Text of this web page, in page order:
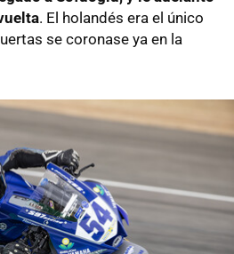
. El holandés era el único
se coronase ya en la